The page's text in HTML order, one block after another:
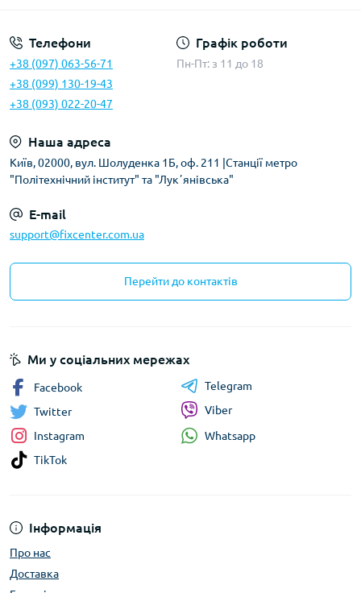
Телефони
+38 (097) 063-56-71
+38 (099) 130-19-43
+38 (093) 022-20-47
Графік роботи
Пн-Пт: з 11 до 18
Наша адреса
Київ, 02000, вул. Шолуденка 1Б, оф. 211 |Станції метро
"Політехнічний інститут" та "Лукʼянівська"
E-mail
support@fixcenter.com.ua
Перейти до контактів
Інформація
Про нас
Доставка
Ми у соціальних мережах
Facebook
Twitter
Instagram
TikTok
Telegram
Viber
Whatsapp